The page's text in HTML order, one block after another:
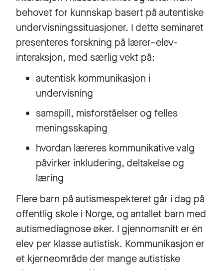
behovet for kunnskap basert på autentiske
undervisningssituasjoner. I dette seminaret
presenteres forskning på lærer–elev-
interaksjon, med særlig vekt på:
autentisk kommunikasjon i
undervisning
samspill, misforståelser og felles
meningsskaping
hvordan læreres kommunikative valg
påvirker inkludering, deltakelse og
læring
Flere barn på autismespekteret går i dag på
offentlig skole i Norge, og antallet barn med
autismediagnose øker. I gjennomsnitt er én
elev per klasse autistisk. Kommunikasjon er
et kjerneområde der mange autistiske